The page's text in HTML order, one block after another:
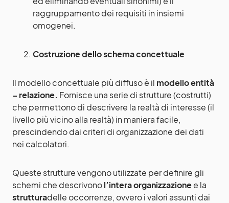
raggruppamento dei requisiti in insiemi
omogenei.
Costruzione dello schema concettuale
Il modello concettuale più diffuso è il modello entità
– relazione. Fornisce una serie di strutture (costrutti)
che permettono di descrivere la realtà di interesse (il
livello più vicino alla realtà) in maniera facile,
prescindendo dai criteri di organizzazione dei dati
nei calcolatori.
Queste strutture vengono utilizzate per definire gli
schemi che descrivonol’intera organizzazionee la
strutturadelle occorrenze, ovvero i valori assunti dai